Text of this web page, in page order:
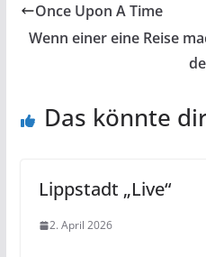
Once Upon A Time
Wenn einer eine Reise
Das könnte
Lippstadt „Live“
2. April 2026